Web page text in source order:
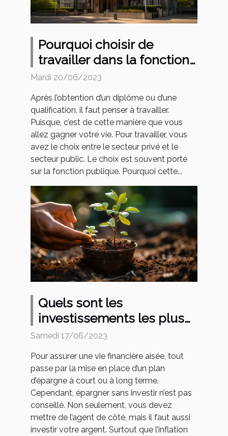
Pourquoi choisir de
travailler dans la fonction
publique ?
Mardi 20/06/2023
Après l’obtention d’un diplôme ou d’une
qualification, il faut penser à travailler.
Puisque, c’est de cette manière que vous
allez gagner votre vie. Pour travailler, vous
avez le choix entre le secteur privé et le
secteur public. Le choix est souvent porté
sur la fonction publique. Pourquoi cette...
Quels sont les
investissements les plus
rentables ?
Samedi 17/06/2023
Pour assurer une vie financière aisée, tout
passe par la mise en place d’un plan
d’épargne à court ou à long terme.
Cependant, épargner sans investir n’est pas
conseillé. Non seulement, vous devez
mettre de l’agent de côté, mais il faut aussi
investir votre argent. Surtout que l’inflation